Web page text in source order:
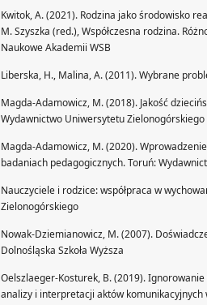
Kwitok, A. (2021). Rodzina jako środowisko
M. Szyszka (red.), Współczesna rodzina.
Naukowe Akademii WSB
Liberska, H., Malina, A. (2011). Wybrane
Magda-Adamowicz, M. (2018). Jakość
Wydawnictwo Uniwersytetu Zielonogórskiego
Magda-Adamowicz, M. (2020).
badaniach pedagogicznych. Toruń:
Nauczyciele i rodzice: współpraca w
Zielonogórskiego
Nowak-Dziemianowicz, M. (2007).
Dolnośląska Szkoła Wyższa
Oelszlaeger-Kosturek, B. (2019).
analizy i interpretacji aktów komunikacyjnych